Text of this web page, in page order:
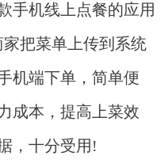
手机线上点餐的应用
把菜单上传到系统
机端下单，简单便
成本，提高上菜效
，十分受用!